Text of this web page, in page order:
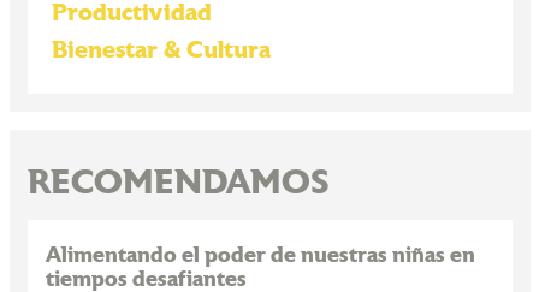
Productividad
Bienestar & Cultura
RECOMENDAMOS
Alimentando el poder de nuestras niñas en
tiempos desafiantes